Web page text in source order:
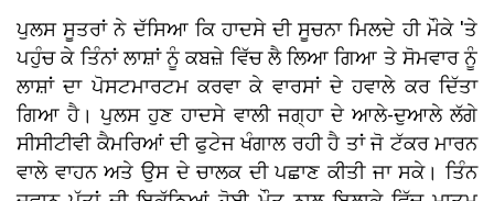
ਪੁਲਸ ਸੂਤਰਾਂ ਨੇ ਦੱਸਿਆ ਕਿ ਹਾਦਸੇ ਦੀ ਸੂਚਨਾ ਮਿਲਦੇ ਹੀ ਮੌਕੇ 'ਤੇ
ਪਹੁੰਚ ਕੇ ਤਿੰਨਾਂ ਲਾਸ਼ਾਂ ਨੂੰ ਕਬਜ਼ੇ ਵਿੱਚ ਲੈ ਲਿਆ ਗਿਆ ਤੇ ਸੋਮਵਾਰ ਨੂੰ
ਲਾਸ਼ਾਂ ਦਾ ਪੋਸਟਮਾਰਟਮ ਕਰਵਾ ਕੇ ਵਾਰਸਾਂ ਦੇ ਹਵਾਲੇ ਕਰ ਦਿੱਤਾ
ਗਿਆ ਹੈ। ਪੁਲਸ ਹੁਣ ਹਾਦਸੇ ਵਾਲੀ ਜਗ੍ਹਾ ਦੇ ਆਲੇ-ਦੁਆਲੇ ਲੱਗੇ
ਸੀਸੀਟੀਵੀ ਕੈਮਰਿਆਂ ਦੀ ਫੁਟੇਜ ਖੰਗਾਲ ਰਹੀ ਹੈ ਤਾਂ ਜੋ ਟੱਕਰ ਮਾਰਨ
ਵਾਲੇ ਵਾਹਨ ਅਤੇ ਉਸ ਦੇ ਚਾਲਕ ਦੀ ਪਛਾਣ ਕੀਤੀ ਜਾ ਸਕੇ। ਤਿੰਨ